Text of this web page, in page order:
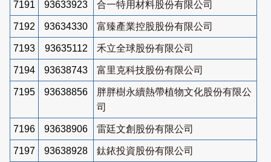
7191 93633923 合一特用材料股份有限公司
7192 93634330 富臻產業控股股份有限公司
7193 93635112 禾立全球股份有限公司
7194 93638743 富里克科技股份有限公司
7195 93638856
胖胖樹永續熱帶植物文化股份有限公
司
7196 93638906 雷廷文創股份有限公司
7197 93638928 鈦銥投資股份有限公司